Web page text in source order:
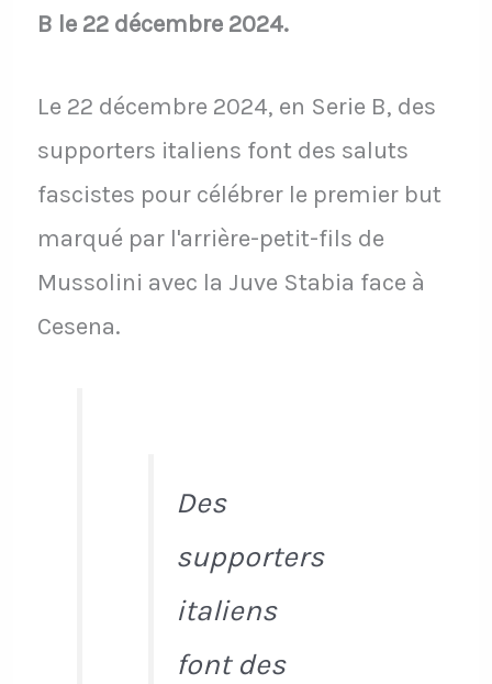
B le 22 décembre 2024.
Le 22 décembre 2024, en Serie B, des
supporters italiens font des saluts
fascistes pour célébrer le premier but
marqué par l'arrière-petit-fils de
Mussolini avec la Juve Stabia face à
Cesena.
Des
supporters
italiens
font des